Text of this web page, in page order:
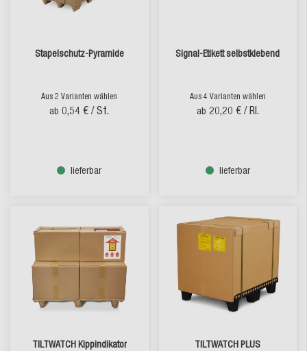
Stapelschutz-Pyramide
Aus 2 Varianten wählen
ab 0,54 € / St.
lieferbar
Signal-Etikett selbstklebend
Aus 4 Varianten wählen
ab 20,20 € / Rl.
lieferbar
TILTWATCH Kippindikator
TILTWATCH PLUS